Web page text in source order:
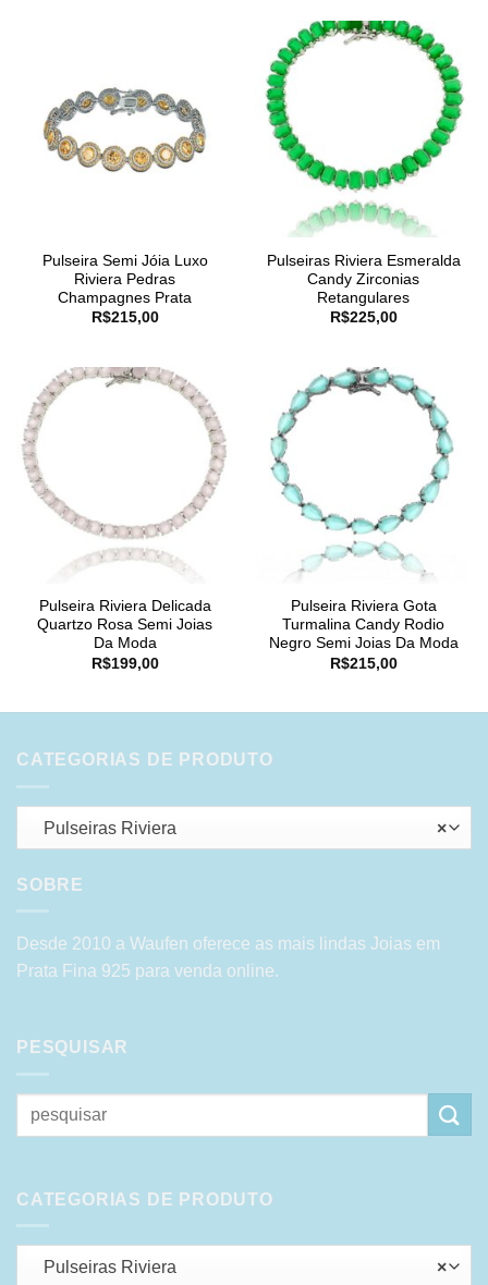
Pulseira Semi Jóia Luxo
Riviera Pedras
Champagnes Prata
R$215,00
Pulseiras Riviera Esmeralda
Candy Zirconias
Retangulares
R$225,00
Pulseira Riviera Delicada
Quartzo Rosa Semi Joias
Da Moda
R$199,00
Pulseira Riviera Gota
Turmalina Candy Rodio
Negro Semi Joias Da Moda
R$215,00
CATEGORIAS DE PRODUTO
×
Pulseiras Riviera
SOBRE
Desde 2010 a Waufen oferece as mais lindas Joias em
Prata Fina 925 para venda online.
PESQUISAR
Pesquisar
por:
CATEGORIAS DE PRODUTO
×
Pulseiras Riviera